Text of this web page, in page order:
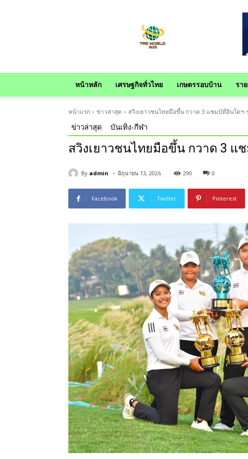
หน้าหลัก เศรษฐกิจทั่วไทย เกษตรรอบบ้าน รา
หน้าแรก ข่าวล่าสุด สวิงเยาวชนไทยมือขึ้น กวาด 3 แชมป์ที่อินโดฯ-
ข่าวล่าสุด บันเทิง-กีฬา
สวิงเยาวชนไทยมือขึ้น กวาด 3 แ
By admin - มิถุนายน 13, 2026 290 0
Facebook Twitter Pinterest